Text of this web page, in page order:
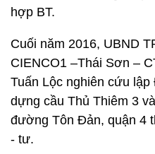
hợp BT.
Cuối năm 2016, UBND
CIENCO1 –Thái Sơn –
Tuấn Lộc nghiên cứu
dựng cầu Thủ Thiêm 3
đường Tôn Đản, quận 4
- tư.